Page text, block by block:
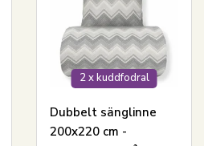
2 x kuddfodral
Dubbelt sänglinne
200x220 cm -